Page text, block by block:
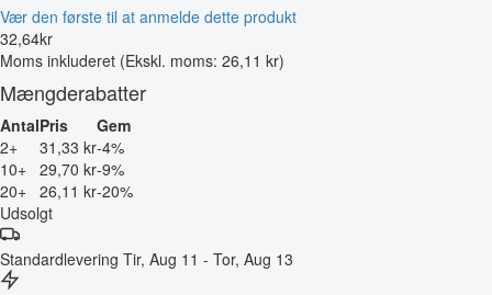
Vær den første til at anmelde dette produkt
32,64kr
Moms inkluderet (Ekskl. moms: 26,11 kr)
Mængderabatter
AntalPris
Gem
2+
31,33 kr-4%
10+ 29,70 kr-9%
20+ 26,11 kr-20%
Udsolgt
Standardlevering Tir, Aug 11 - Tor, Aug 13